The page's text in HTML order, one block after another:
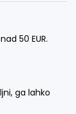
50 EUR.
ga lahko